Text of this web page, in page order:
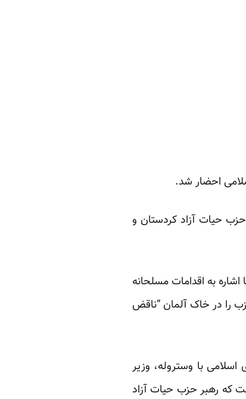
احضار شد.
حزب حیات آزاد کردستان و
به اقدامات مسلحانه
را در خاک آلمان “ناقض
با وستروله، وزیر
که رهبر حزب حیات آزاد